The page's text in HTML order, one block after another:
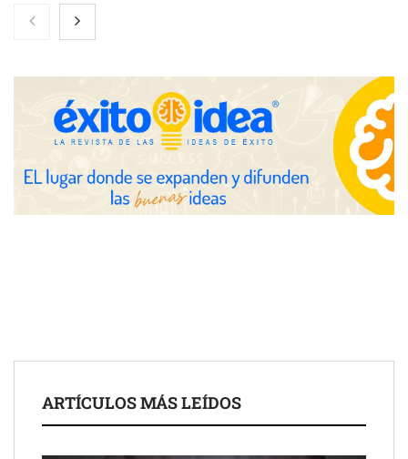
Gestoría Online reduce a unas horas el alta de autónomo
despacho de abogados Málaga de referencia para empresas y
ARTÍCULOS MÁS LEÍDOS